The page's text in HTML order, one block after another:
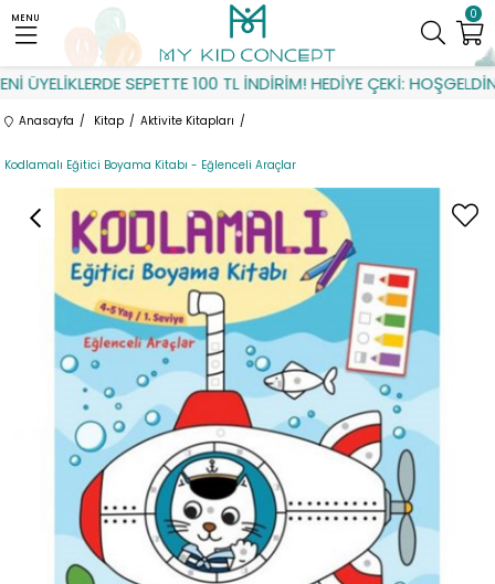
SEPETTE 100 TL İNDİRİM! HEDİYE ÇEKİ: HOŞGELDİN
0
MENU
Anasayfa Kitap Aktivite Kitapları
Kodlamalı Eğitici Boyama Kitabı - Eğlenceli Araçlar